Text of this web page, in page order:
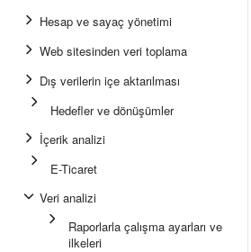
Hesap ve sayaç yönetimi
Web sitesinden veri toplama
Dış verilerin içe aktarılması
Hedefler ve dönüşümler
İçerik analizi
E-Ticaret
Veri analizi
Raporlarla çalışma ayarları ve
ilkeleri